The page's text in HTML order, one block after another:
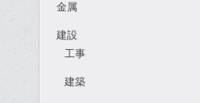
金属
建設
工事
建築